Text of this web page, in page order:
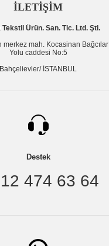
İLETİŞİM
Tekstil Ürün. San. Tic. Ltd. Şti.
merkez mah. Kocasinan Bağcılar
Yolu caddesi No:5
Bahçelievler/ İSTANBUL
Destek
474 63 64